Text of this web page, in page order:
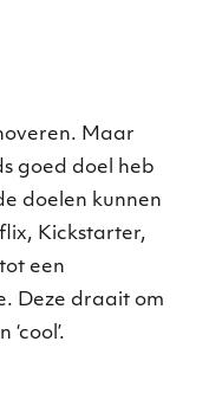
Maar
goed doel heb
doelen kunnen
Kickstarter,
een
Deze draait om